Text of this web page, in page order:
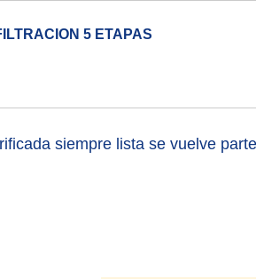
5 ETAPAS
siempre lista se vuelve